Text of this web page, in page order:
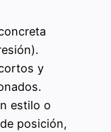
y
estilo o
posición,